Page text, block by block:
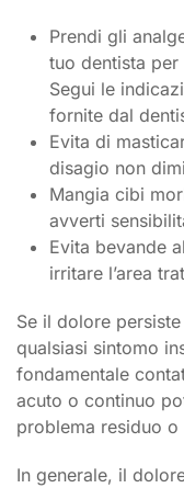
Prendi gli
tuo dentista per
Segui le
fornite dal
Evita di
disagio non
Mangia cibi
avverti
Evita bevande
irritare l’area
Se il dolore
qualsiasi sintomo
fondamentale
acuto o continuo
problema residuo
In generale, il